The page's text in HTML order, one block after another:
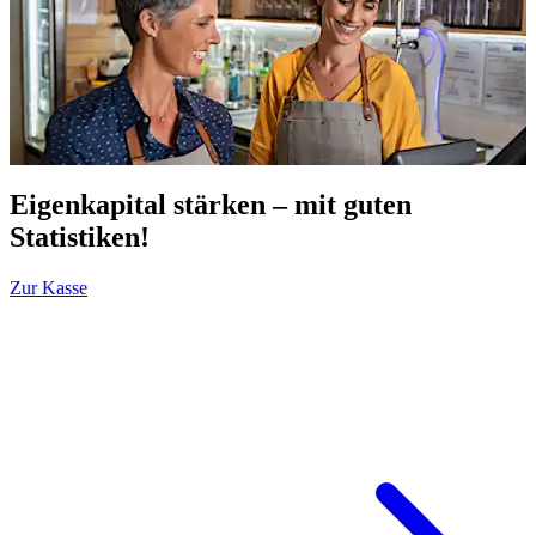
Eigenkapital stärken – mit guten
Statistiken!
Zur Kasse